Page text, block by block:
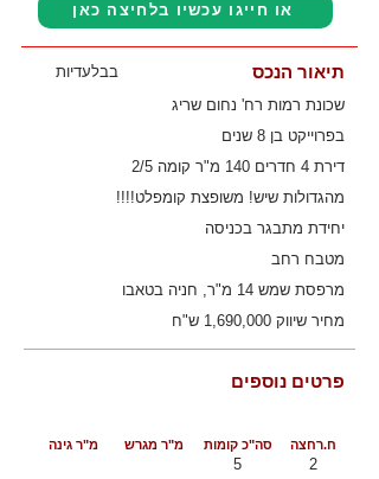
או חייגו עכשיו בלחיצה כאן
בבלעדיות תיאור הנכס
שכונת רמות רח' נחום שריג
בפרוייקט בן 8 שנים
דירת 4 חדרים 140 מ"ר קומה 2/5
מהגדולות שיש! משופצת קומפלט!!!!
יחידת מתבגר בכניסה
מטבח רחב
מרפסת שמש 14 מ"ר, חניה בטאבו
מחיר שיווק 1,690,000 ש"ח
פרטים נוספים
סה"כ קומות מ"ר גינה מ"ר מגרש ח.רחצה
5 2